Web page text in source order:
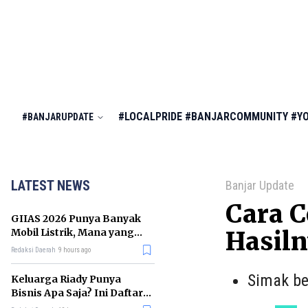
#BANJARUPDATE #LOCALPRIDE #BANJARCOMMUNITY
LATEST NEWS
GIIAS 2026 Punya Banyak
Mobil Listrik, Mana yang
Cocok untuk Gaji Rp10 Juta?
Redaksi Daerah 9 hours ago
Keluarga Riady Punya
Bisnis Apa Saja? Ini Daftar
Banjar Update
Cara
Simak